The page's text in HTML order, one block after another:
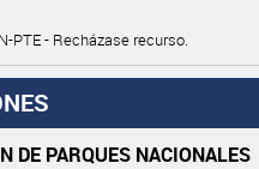
PTE - Recházase recurso.
DE PARQUES NACIONALES